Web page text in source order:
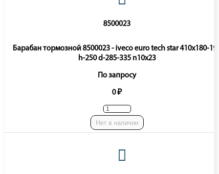
8500023
Барабан тормозной 8500023 - iveco euro tech star 410x180-
h-250 d-285-335 n10x23
По запросу
0 ₽
Нет в наличии